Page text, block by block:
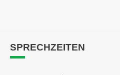
SPRECHZEITEN